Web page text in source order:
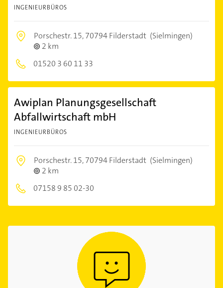
INGENIEURBÜROS
Porschestr. 15,70794 Filderstadt (Sielmingen)
2 km
01520 3 60 11 33
Awiplan Planungsgesellschaft
Abfallwirtschaft mbH
INGENIEURBÜROS
Porschestr. 15,70794 Filderstadt (Sielmingen)
2 km
07158 9 85 02-30